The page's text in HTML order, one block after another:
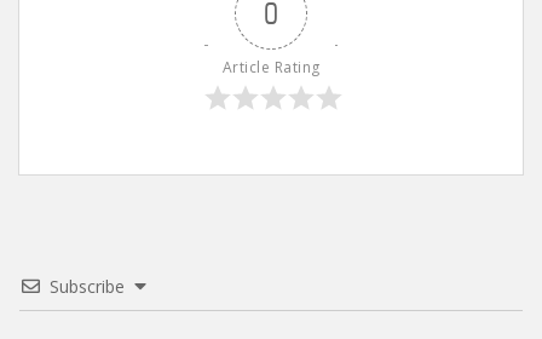
0
Article Rating
Subscribe